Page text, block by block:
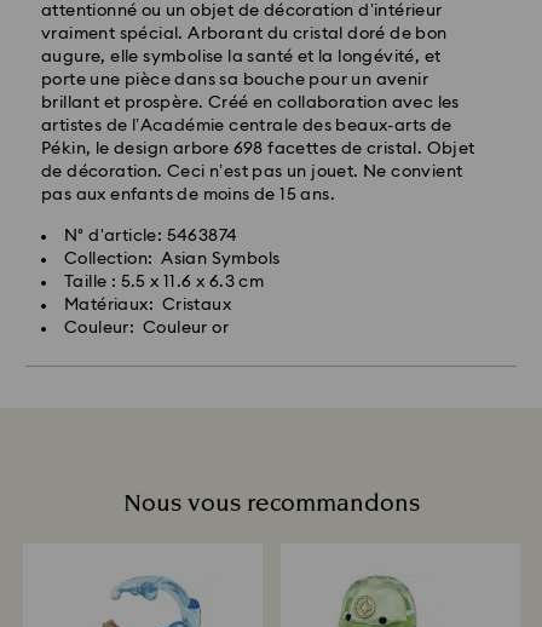
attentionné ou un objet de décoration d’intérieur
vraiment spécial. Arborant du cristal doré de bon
augure, elle symbolise la santé et la longévité, et
porte une pièce dans sa bouche pour un avenir
brillant et prospère. Créé en collaboration avec les
artistes de l’Académie centrale des beaux-arts de
Pékin, le design arbore 698 facettes de cristal. Objet
de décoration. Ceci n’est pas un jouet. Ne convient
pas aux enfants de moins de 15 ans.
N° d'article: 5463874
Collection: Asian Symbols
Taille : 5.5 x 11.6 x 6.3 cm
Matériaux: Cristaux
Couleur: Couleur or
Nous vous recommandons